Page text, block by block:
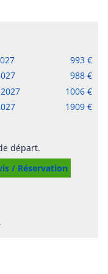
/ Réservation
993
988
1006
1909
départ.